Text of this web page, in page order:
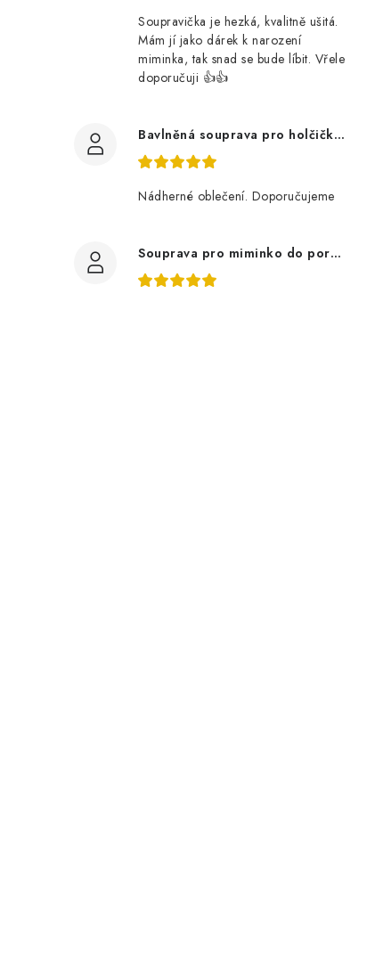
Soupravička je hezká, kvalitně ušitá.
Mám jí jako dárek k narození
miminka, tak snad se bude líbit. Vřele
doporučuji 👍👍
Bavlněná souprava pro holčičku, tmavé květy
Nádherné oblečení. Doporučujeme
Souprava pro miminko do porodnice z bavlněné svetroviny, bílá